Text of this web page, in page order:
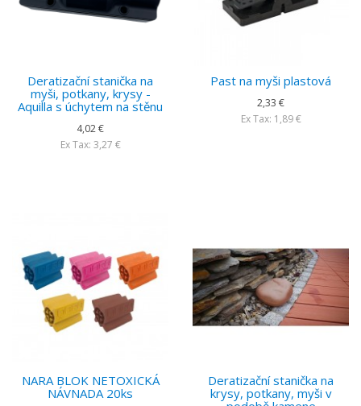
Deratizační stanička na
myši, potkany, krysy -
Aquilla s úchytem na stěnu
4,02 €
Ex Tax: 3,27 €
Past na myši plastová
2,33 €
Ex Tax: 1,89 €
NARA BLOK NETOXICKÁ
NÁVNADA 20ks
Deratizační stanička na
krysy, potkany, myši v